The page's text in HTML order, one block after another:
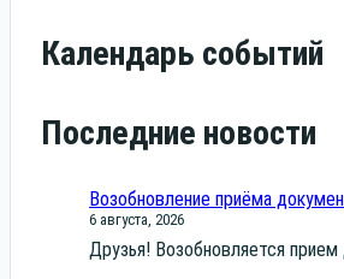
Календарь событий
Последние новости
Возобновление приёма
6 августа, 2026
Дру­зья! Воз­об­нов­ля­ет­ся